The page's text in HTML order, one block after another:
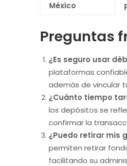
México
Preguntas
¿Es seguro usar
plataformas
además de vincular
¿Cuánto tiempo
los depósitos se
confirmar la
¿Puedo retirar mis
permiten retirar
facilitando su